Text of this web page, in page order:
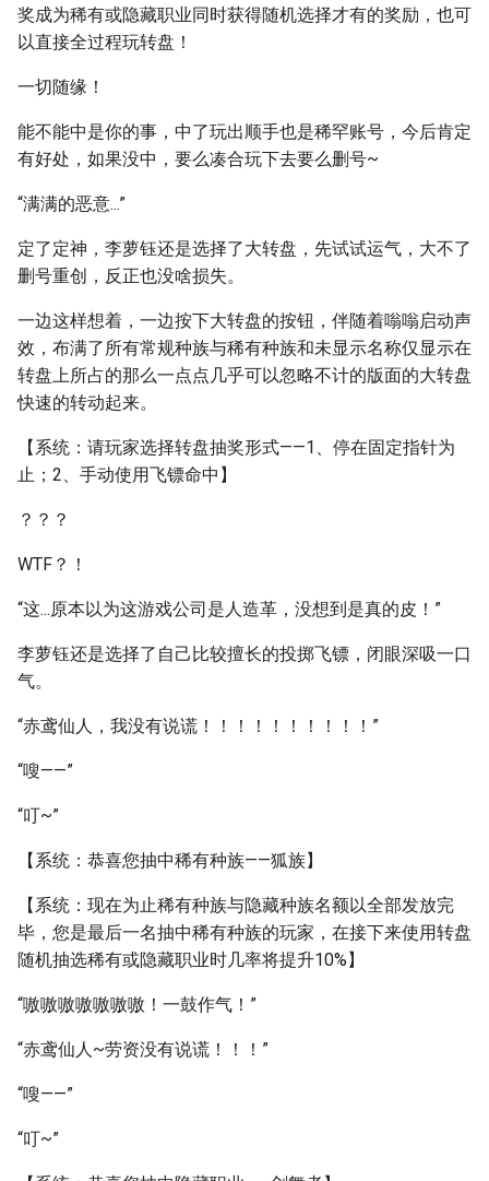
奖成为稀有或隐藏职业同时获得随机选择才有的奖励，也可
以直接全过程玩转盘！
一切随缘！
能不能中是你的事，中了玩出顺手也是稀罕账号，今后肯定
有好处，如果没中，要么凑合玩下去要么删号~
“满满的恶意...”
定了定神，李萝钰还是选择了大转盘，先试试运气，大不了
删号重创，反正也没啥损失。
一边这样想着，一边按下大转盘的按钮，伴随着嗡嗡启动声
效，布满了所有常规种族与稀有种族和未显示名称仅显示在
转盘上所占的那么一点点几乎可以忽略不计的版面的大转盘
快速的转动起来。
【系统：请玩家选择转盘抽奖形式——1、停在固定指针为
止；2、手动使用飞镖命中】
？？？
WTF？！
“这...原本以为这游戏公司是人造革，没想到是真的皮！”
李萝钰还是选择了自己比较擅长的投掷飞镖，闭眼深吸一口
气。
“赤鸢仙人，我没有说谎！！！！！！！！！！”
“嗖——”
“叮~”
【系统：恭喜您抽中稀有种族——狐族】
【系统：现在为止稀有种族与隐藏种族名额以全部发放完
毕，您是最后一名抽中稀有种族的玩家，在接下来使用转盘
随机抽选稀有或隐藏职业时几率将提升10%】
“嗷嗷嗷嗷嗷嗷嗷！一鼓作气！”
“赤鸢仙人~劳资没有说谎！！！”
“嗖——”
“叮~”